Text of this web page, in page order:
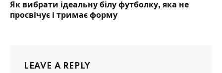
Як вибрати ідеальну білу футболку, яка не
просвічує і тримає форму
LEAVE A REPLY